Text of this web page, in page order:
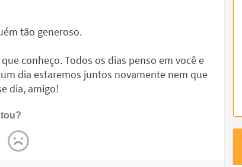
tão generoso.
conheço. Todos os dias penso em você e
dia estaremos juntos novamente nem que
dia, amigo!